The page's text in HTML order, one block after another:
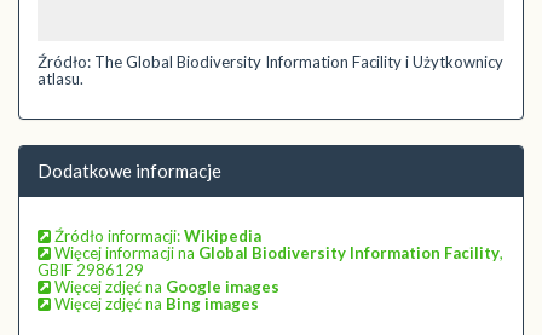
Źródło: The Global Biodiversity Information Facility i Użytkownicy
atlasu.
Dodatkowe informacje
Źródło informacji:Wikipedia
Więcej informacji na Global Biodiversity Information Facility,
GBIF 2986129
Więcej zdjęć na Google images
Więcej zdjęć na Bing images